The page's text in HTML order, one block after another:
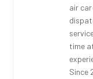
air
time
Since